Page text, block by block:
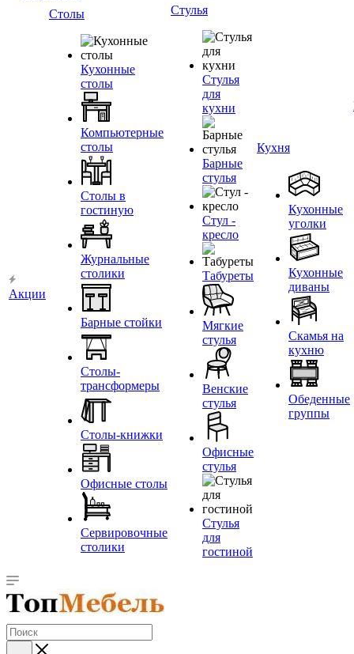
Акции
Столы
Кухонные
столы
Компьютерные
столы
Столы в
гостиную
Журнальные
столики
Барные стойки
Столы-
трансформеры
Столы-книжки
Офисные столы
Сервировочные
столики
Стулья
Стулья
для
кухни
Барные
стулья
Стул -
кресло
Табуреты
Мягкие
стулья
Венские
стулья
Офисные
стулья
Стулья
для
гостиной
Кухня
Кухонные
уголки
Кухонные
диваны
Скамья на
кухню
Обеденные
группы